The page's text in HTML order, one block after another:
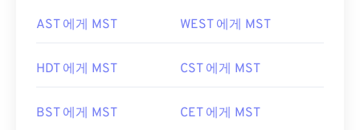
AST 에게 MST WEST 에게 MST
HDT 에게 MST CST 에게 MST
BST 에게 MST CET 에게 MST